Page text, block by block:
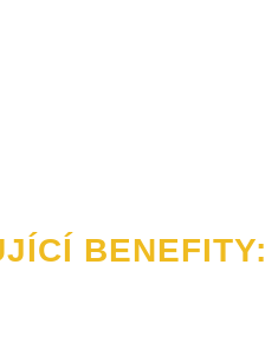
BENEFITY: